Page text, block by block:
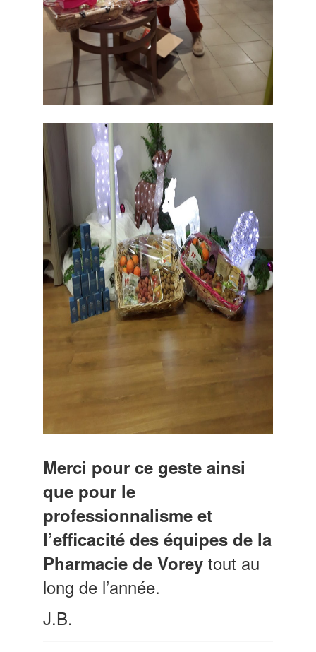
Merci pour ce geste ainsi
que pour le
professionnalisme et
l’efficacité des équipes de la
Pharmacie de Vorey tout au
long de l’année.
J.B.